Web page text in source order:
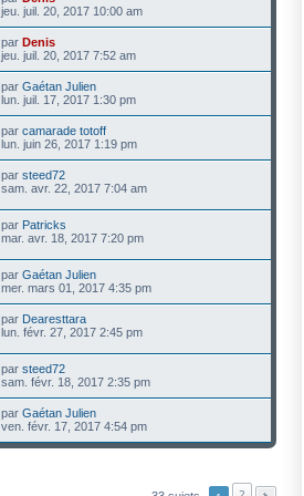
jeu. juil. 20, 2017 10:00 am
par Denis
jeu. juil. 20, 2017 7:52 am
par Gaétan Julien
lun. juil. 17, 2017 1:30 pm
par camarade totoff
lun. juin 26, 2017 1:19 pm
par steed72
sam. avr. 22, 2017 7:04 am
par Patricks
mar. avr. 18, 2017 7:20 pm
par Gaétan Julien
mer. mars 01, 2017 4:35 pm
par Dearesttara
lun. févr. 27, 2017 2:45 pm
par steed72
sam. févr. 18, 2017 2:35 pm
par Gaétan Julien
ven. févr. 17, 2017 4:54 pm